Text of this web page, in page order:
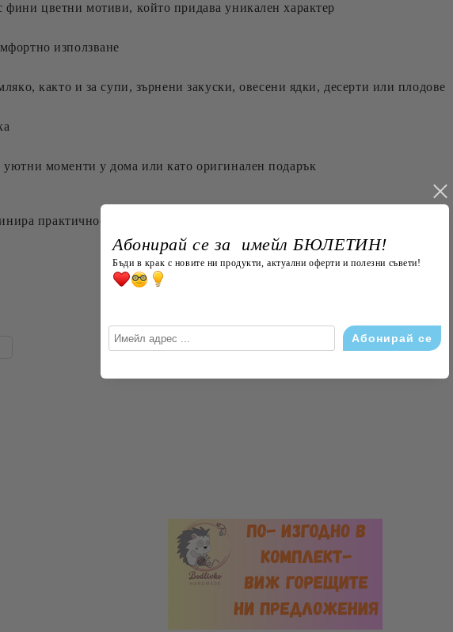
фини цветни мотиви, който придава уникален характер
използване
както и за супи, зърнени закуски, овесени ядки, десерти или плодове
уютни моменти у дома или като оригинален подарък
практичност и естетика в едно. ☕🥣✨
Абонирай се за имейл БЮЛЕТИН!
Бъди в крак с новите ни продукти, актуални оферти и полезни съвети!